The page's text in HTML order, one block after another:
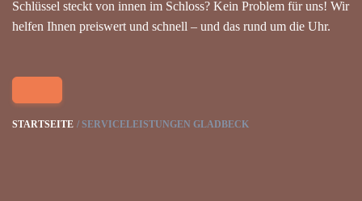
Schlüssel steckt von innen im Schloss? Kein Problem für uns! Wir
helfen Ihnen preiswert und schnell – und das rund um die Uhr.
STARTSEITE SERVICELEISTUNGEN GLADBECK